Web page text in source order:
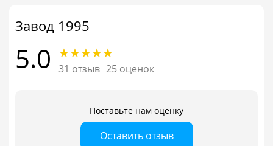
Завод 1995
5.0 31 отзыв 25 оценок
Поставьте нам оценку
Оставить отзыв